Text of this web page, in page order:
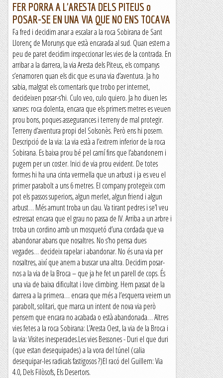
FER PORRA A L'ARESTA DELS PITEUS o
POSAR-SE EN UNA VIA QUE NO ENS TOCAVA
Fa fred i decidim anar a escalar a la roca Sobirana de Sant
Llorenç de Morunys que està encarada al sud. Quan estem a
peu de paret decidim inspeccionar les vies de la contrada. En
arribar a la darrera, la via Aresta dels Piteus, els companys
s’enamoren quan els dic que es una via d’aventura. Ja ho
sabia, malgrat els comentaris que trobo per internet,
decideixen posar-s’hi. Culo veo, culo quiero. Ja ho diuen les
xarxes: roca dolenta, encara que els primers metres es veuen
prou bons, poques assegurances i terreny de mal protegir.
Terreny d’aventura propi del Solsonès. Però ens hi posem.
Descripció de la via: La via està a l’extrem inferior de la roca
Sobirana. Es baixa prou bé pel camí fins que l’abandonem i
pugem per un coster. Inici de via prou evident. De totes
formes hi ha una cinta vermella que un arbust i ja es veu el
primer parabolt a uns 6 metres. El company protegeix com
pot els passos superiors, algun merlet, algun friend i algun
arbust… Més amunt troba un clau. Va tirant pedres i se’l veu
estressat encara que el grau no passa de IV. Arriba a un arbre i
troba un cordino amb un mosquetó d’una cordada que va
abandonar abans que nosaltres. No s’ho pensa dues
vegades… decideix rapelar i abandonar. No és una via per
nosaltres, així que anem a buscar una altra. Decidim posar-
nos a la via de la Broca – que ja he fet un parell de cops. És
una via de baixa dificultat i love climbing. Hem passat de la
darrera a la primera… encara que més a l’esquerra veiem un
parabolt, solitari, que marca un intent de nova via però
pensem que encara no acabada o està abandonada… Altres
vies fetes a la roca Sobirana: L’Aresta Oest, la via de la Broca i
la via: Visites inesperades.Les vies Bessones - Duri el que duri
(que estan desequipades) a la vora del túnel (calia
desequipar-les radicals fastigosos ?)El racó del Guillem: Via
4.0, Dels Filòsofs, Els Desertors.